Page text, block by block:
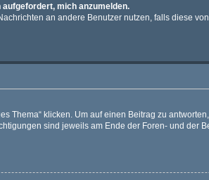
mich anzumelden.
an andere Benutzer nutzen, falls diese
Thema“ klicken. Um auf einen Beitrag zu
sind jeweils am Ende der Foren- und der